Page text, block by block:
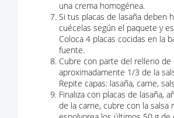
una crema homogénea.
Si tus placas de lasaña deben
cuécelas según el paquete y
Coloca 4 placas cocidas en la
fuente.
Cubre con parte del relleno de
aproximadamente 1/3 de la
Repite capas: lasaña, carne,
Finaliza con placas de lasaña,
de la carne, cubre con la salsa